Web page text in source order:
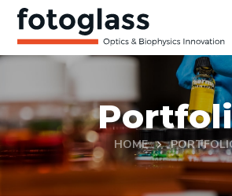
HOME